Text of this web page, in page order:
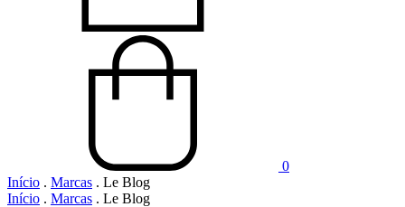
0
Início . Marcas . Le Blog
Início . Marcas . Le Blog